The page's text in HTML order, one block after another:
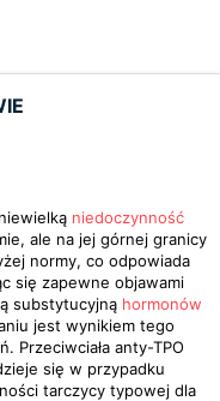
niedoczynność
ale na jej górnej granicy
normy, co odpowiada
się zapewne objawami
substytucyjną hormonów
jest wynikiem tego
Przeciwciała anty-TPO
się w przypadku
tarczycy typowej dla